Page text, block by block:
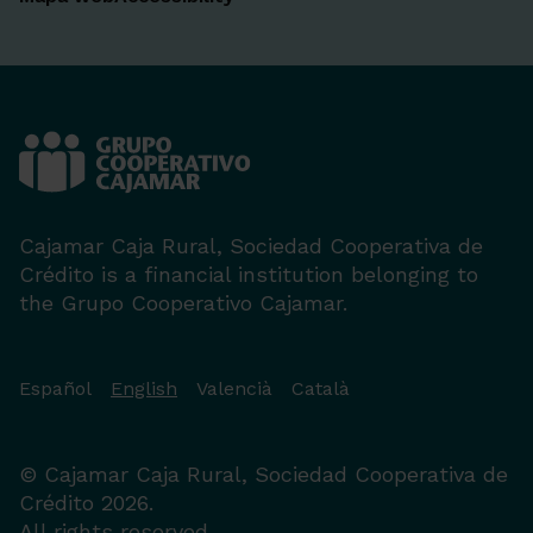
Cajamar Caja Rural, Sociedad Cooperativa de
Crédito is a financial institution belonging to
the Grupo Cooperativo Cajamar.
Español English Valencià Català
© Cajamar Caja Rural, Sociedad Cooperativa de
Crédito 2026.